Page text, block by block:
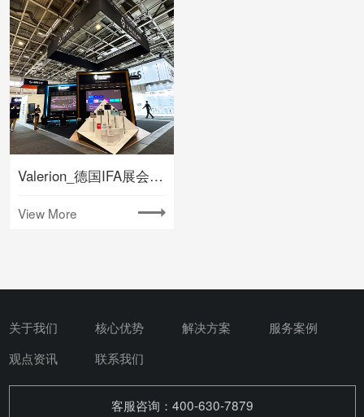
Valerion_德国IFA展会搭建
View More
关于我们 核心优势 解决方案
服务案例
观点资讯
联系我们
客服咨询：400-630-7879